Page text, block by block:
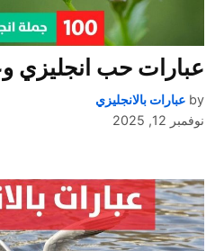
عبارات حب انجليزي
by عبارات بالانجليزي
نوفمبر 12, 2025